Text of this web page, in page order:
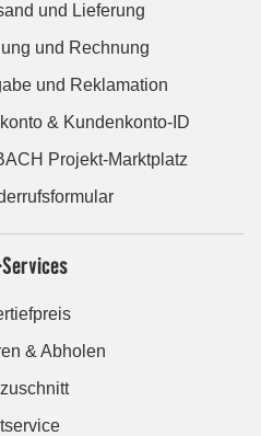
und Lieferung
und Rechnung
und Reklamation
& Kundenkonto-ID
Projekt-Marktplatz
& Abholen